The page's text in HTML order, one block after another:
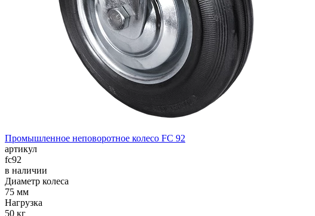
Промышленное неповоротное колесо FC 92
артикул
fc92
в наличии
Диаметр колеса
75 мм
Нагрузка
50 кг